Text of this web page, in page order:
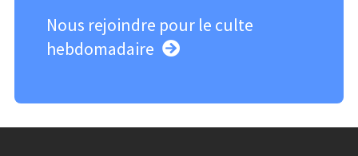
Nous rejoindre pour le culte
hebdomadaire